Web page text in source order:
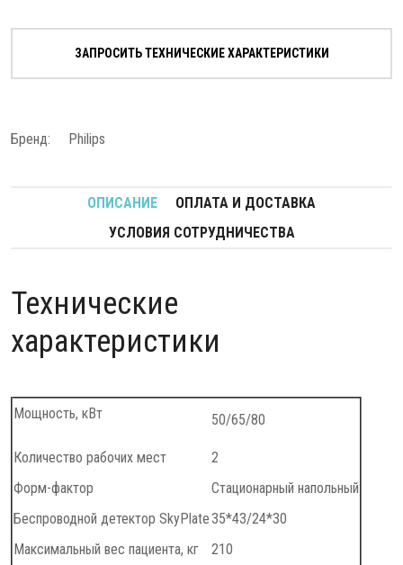
ЗАПРОСИТЬ ТЕХНИЧЕСКИЕ ХАРАКТЕРИСТИКИ
Бренд: Philips
ОПИСАНИЕ
ОПЛАТА И ДОСТАВКА
УСЛОВИЯ СОТРУДНИЧЕСТВА
Технические
характеристики
Мощность, кВт 50/65/80
Количество рабочих мест
2
Форм-фактор
Стационарный напольный
Беспроводной детектор SkyPlate35*43/24*30
Максимальный вес пациента, кг
210